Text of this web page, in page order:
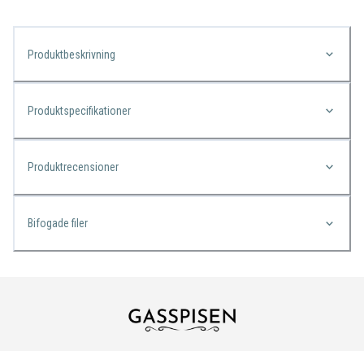
Produktbeskrivning
Produktspecifikationer
Produktrecensioner
Bifogade filer